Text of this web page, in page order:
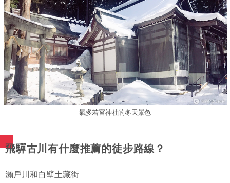
氣多若宮神社的冬天景色
飛驒古川有什麼推薦的徒步路線？
瀨戶川和白壁土藏街